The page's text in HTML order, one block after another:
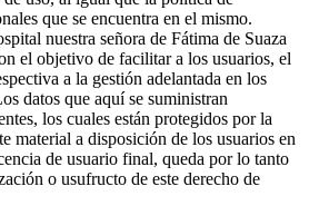
que se encuentra en el mismo.
nuestra señora de Fátima de Suaza
el objetivo de facilitar a los usuarios, el
a la gestión adelantada en los
datos que aquí se suministran
los cuales están protegidos por la
material a disposición de los usuarios en
de usuario final, queda por lo tanto
o usufructo de este derecho de